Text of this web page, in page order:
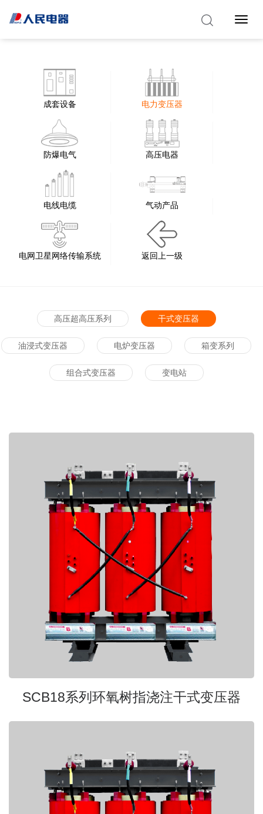
Toggle
成套设备 电力变压器
防爆电气 高压电器
电线电缆 气动产品
电网卫星网络传输系统 返回上一级
高压超高压系列 干式变压器
油浸式变压器 电炉变压器 箱变系列
组合式变压器 变电站
SCB18系列环氧树指浇注干式变压器